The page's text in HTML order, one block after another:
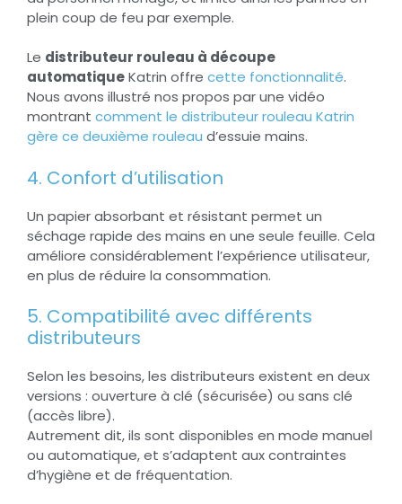
plein coup de feu par exemple.
Le distributeur rouleau à découpe
automatiqueKatrin offre cette fonctionnalité.
Nous avons illustré nos propos par une vidéo
montrant comment le distributeur rouleau Katrin
gère ce deuxième rouleau d’essuie mains.
4. Confort d’utilisation
Un papier absorbant et résistant permet un
séchage rapide des mains en une seule feuille. Cela
améliore considérablement l’expérience utilisateur,
en plus de réduire la consommation.
5. Compatibilité avec différents
distributeurs
Selon les besoins, les distributeurs existent en deux
versions : ouverture à clé (sécurisée) ou sans clé
(accès libre).
Autrement dit, ils sont disponibles en mode manuel
ou automatique, et s’adaptent aux contraintes
d’hygiène et de fréquentation.